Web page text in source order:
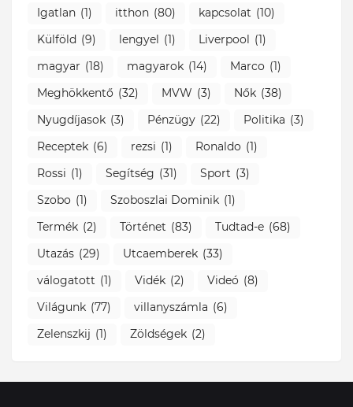
Igatlan (1) itthon (80) kapcsolat (10)
Külföld (9) lengyel (1) Liverpool (1)
magyar (18) magyarok (14) Marco (1)
Meghökkentő (32) MVW (3) Nők (38)
Nyugdíjasok (3) Pénzügy (22) Politika (3)
Receptek (6) rezsi (1) Ronaldo (1)
Rossi (1) Segítség (31) Sport (3)
Szobo (1) Szoboszlai Dominik (1)
Termék (2) Történet (83) Tudtad-e (68)
Utazás (29) Utcaemberek (33)
válogatott (1) Vidék (2) Videó (8)
Világunk (77) villanyszámla (6)
Zelenszkij (1) Zöldségek (2)